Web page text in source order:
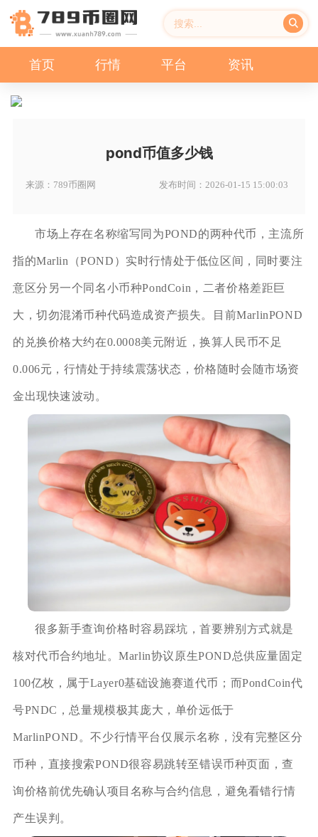
首页 行情 平台 资讯
pond币值多少钱
来源：789币圈网 发布时间：2026-01-15 15:00:03
市场上存在名称缩写同为POND的两种代币，主流所
指的Marlin（POND）实时行情处于低位区间，同时要注
意区分另一个同名小币种PondCoin，二者价格差距巨
大，切勿混淆币种代码造成资产损失。目前MarlinPOND
的兑换价格大约在0.0008美元附近，换算人民币不足
0.006元，行情处于持续震荡状态，价格随时会随市场资
金出现快速波动。
很多新手查询价格时容易踩坑，首要辨别方式就是
核对代币合约地址。Marlin协议原生POND总供应量固定
100亿枚，属于Layer0基础设施赛道代币；而PondCoin代
号PNDC，总量规模极其庞大，单价远低于
MarlinPOND。不少行情平台仅展示名称，没有完整区分
币种，直接搜索POND很容易跳转至错误币种页面，查
询价格前优先确认项目名称与合约信息，避免看错行情
产生误判。